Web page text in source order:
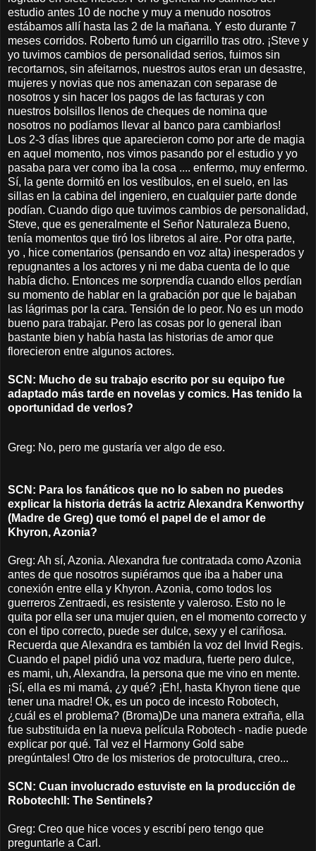
estudio antes 10 de noche y muy a menudo nosotros
estábamos allí hasta las 2 de la mañana. Y esto durante 7
meses corridos. Roberto fumó un cigarrillo tras otro. ¡Steve y
yo tuvimos cambios de personalidad serios, fuimos sin
recortarnos, sin afeitarnos, nuestros autos eran un desastre,
mujeres y novias que nos amenazan con separase de
nosotros y sin hacer los pagos de las facturas y con
nuestros bolsillos llenos de cheques de nomina que
nosotros no podíamos llevar al banco para cambiarlos!
Los 2-3 días libres que aparecieron como por arte de magia
en aquel momento, nos vimos pasando por el estudio y yo
pasaba para ver como iba la cosa .... enfermo, muy enfermo.
Sí, la gente dormitó en los vestíbulos, en el suelo, en las
sillas en la cabina del ingeniero, en cualquier parte donde
podían. Cuando digo que tuvimos cambios de personalidad,
Steve, que es generalmente el Señor Naturaleza Bueno,
tenía momentos que tiró los libretos al aire. Por otra parte,
yo , hice comentarios (pensando en voz alta) inesperados y
repugnantes a los actores y ni me daba cuenta de lo que
había dicho. Entonces me sorprendía cuando ellos perdían
su momento de hablar en la grabación por que le bajaban
las lágrimas por la cara. Tensión de lo peor. No es un modo
bueno para trabajar. Pero las cosas por lo general iban
bastante bien y había hasta las historias de amor que
florecieron entre algunos actores.
SCN: Mucho de su trabajo escrito por su equipo fue
adaptado más tarde en novelas y comics. Has tenido la
oportunidad de verlos?
Greg: No, pero me gustaría ver algo de eso.
SCN: Para los fanáticos que no lo saben no puedes
explicar la historia detrás la actriz Alexandra Kenworthy
(Madre de Greg) que tomó el papel de el amor de
Khyron, Azonia?
Greg: Ah sí, Azonia. Alexandra fue contratada como Azonia
antes de que nosotros supiéramos que iba a haber una
conexión entre ella y Khyron. Azonia, como todos los
guerreros Zentraedi, es resistente y valeroso. Esto no le
quita por ella ser una mujer quien, en el momento correcto y
con el tipo correcto, puede ser dulce, sexy y el cariñosa.
Recuerda que Alexandra es también la voz del Invid Regis.
Cuando el papel pidió una voz madura, fuerte pero dulce,
es mami, uh, Alexandra, la persona que me vino en mente.
¡Sí, ella es mi mamá, ¿y qué? ¡Eh!, hasta Khyron tiene que
tener una madre! Ok, es un poco de incesto Robotech,
¿cuál es el problema? (Broma)De una manera extraña, ella
fue substituida en la nueva película Robotech - nadie puede
explicar por qué. Tal vez el Harmony Gold sabe
pregúntales! Otro de los misterios de protocultura, creo...
SCN: Cuan involucrado estuviste en la producción de
RobotechII: The Sentinels?
Greg: Creo que hice voces y escribí pero tengo que
preguntarle a Carl.